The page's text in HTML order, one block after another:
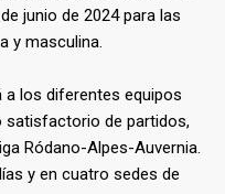
junio de 2024 para las
y masculina.
los diferentes equipos
satisfactorio de partidos,
Ródano-Alpes-Auvernia.
y en cuatro sedes de